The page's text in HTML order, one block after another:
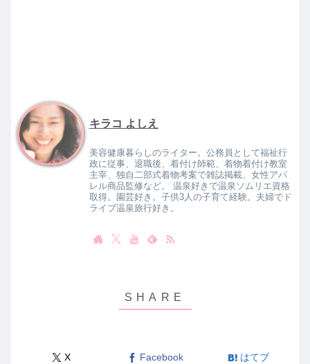
キラコ よしえ
美容健康暮らしのライター。公務員として福祉行
政に従事、退職後、着付け師範、着物着付け教室
主宰、独自二部式着物考案で雑誌掲載、女性アパ
レル商品監修など。 温泉好きで温泉ソムリエ資格
取得。園芸好き。子供3人の子育て経験。夫婦でド
ライブ温泉旅行好き。
X Facebook はてブ